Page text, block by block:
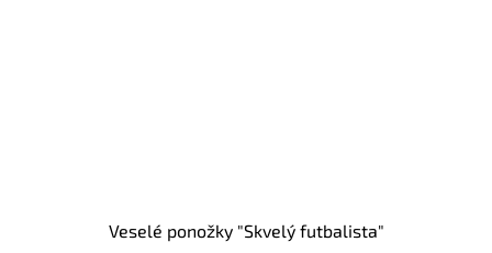
Veselé ponožky "Skvelý futbalista"